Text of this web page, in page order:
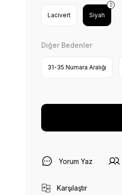
Lacivert Siyah
Diğer Bedenler
31-35 Numara Aralığı
Yorum Yaz
Karşılaştır